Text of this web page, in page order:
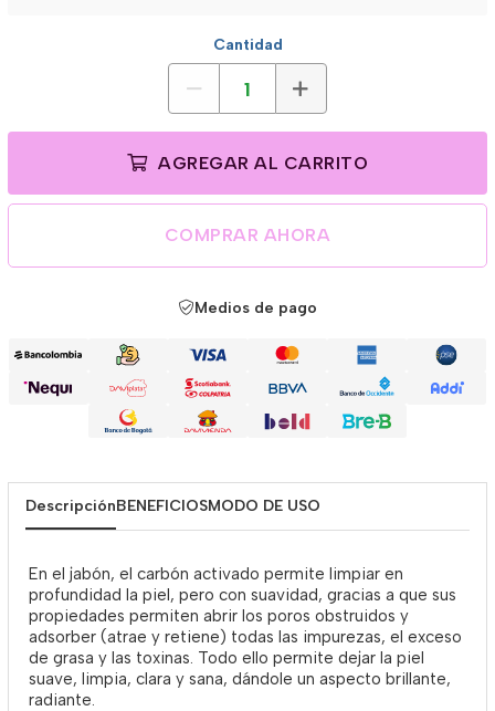
Cantidad
AGREGAR AL CARRITO
COMPRAR AHORA
Medios de pago
DescripciónBENEFICIOSMODO DE USO
En el jabón, el carbón activado permite limpiar en
profundidad la piel, pero con suavidad, gracias a que sus
propiedades permiten abrir los poros obstruidos y
adsorber (atrae y retiene) todas las impurezas, el exceso
de grasa y las toxinas. Todo ello permite dejar la piel
suave, limpia, clara y sana, dándole un aspecto brillante,
radiante.